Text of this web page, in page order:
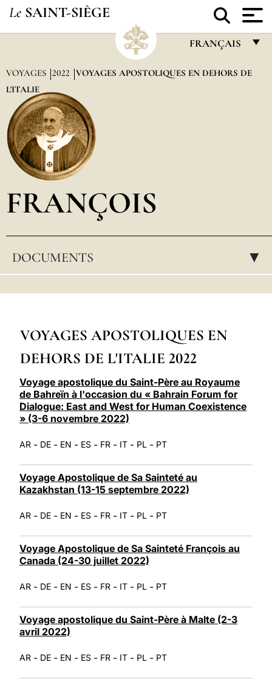
Le SAINT-SIÈGE
FRANÇAIS
FRANÇAIS
العربيّة
VOYAGES 2022
VOYAGES APOSTOLIQUES EN DEHORS DE
L'ITALIE
FRANÇOIS
DOCUMENTS ▸
VOYAGES APOSTOLIQUES EN
DEHORS DE L'ITALIE 2022
Voyage apostolique du Saint-Père au Royaume
de Bahreïn à l'occasion du « Bahrain Forum for
Dialogue: East and West for Human Coexistence
» (3-6 novembre 2022)
AR - DE - EN - ES - FR - IT - PL - PT
Voyage Apostolique de Sa Sainteté au
Kazakhstan (13-15 septembre 2022)
AR - DE - EN - ES - FR - IT - PL - PT
Voyage Apostolique de Sa Sainteté François au
Canada (24-30 juillet 2022)
AR - DE - EN - ES - FR - IT - PL - PT
Voyage apostolique du Saint-Père à Malte (2-3
avril 2022)
AR - DE - EN - ES - FR - IT - PL - PT